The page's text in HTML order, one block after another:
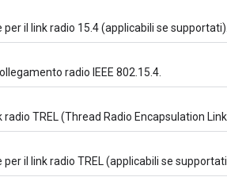
il link radio 15.4 (applicabili se supportati).
radio IEEE 802.15.4.
TREL (Thread Radio Encapsulation
il link radio TREL (applicabili se